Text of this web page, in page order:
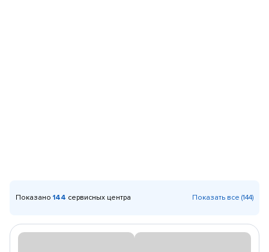
Показано 144 сервисных центра Показать все (144)